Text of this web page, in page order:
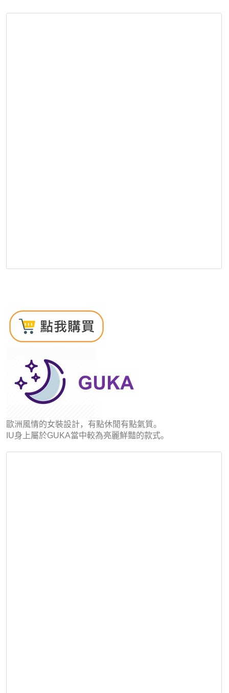
歐洲風情的女裝設計，有點休閒有點氣質。
IU身上屬於GUKA當中較為亮麗鮮豔的款式。